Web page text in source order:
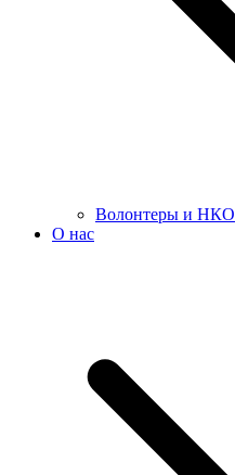
Волонтеры и НКО
О нас